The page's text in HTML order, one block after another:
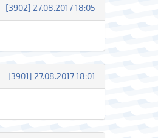
[3902] 27.08.2017 18:05
[3901] 27.08.2017 18:01